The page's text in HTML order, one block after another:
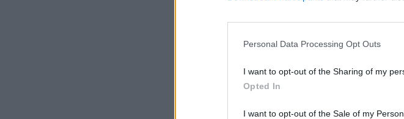
Personal Data Processing Opt Outs
I want to opt-out of the Sharing of my
Opted In
I want to opt-out of the Sale of my